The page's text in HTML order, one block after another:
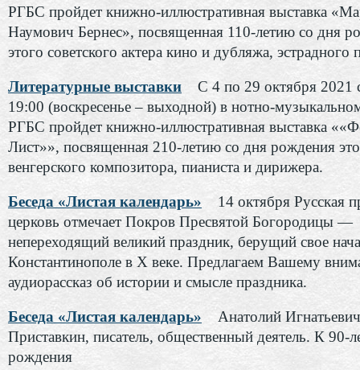
РГБС пройдет книжно-иллюстративная выставка
Наумович Бернес», посвященная 110-летию со дня
этого советского актера кино и дубляжа, эстрадного
Литературные выставки
С 4 по 29 октября 2021
19:00 (воскресенье – выходной) в нотно-
РГБС пройдет книжно-иллюстративная выставка
Лист»», посвященная 210-летию со дня рождения
венгерского композитора, пианиста и дирижера.
Беседа «Листая календарь»
14 октября Русская
церковь отмечает Покров Пресвятой Богородицы —
непереходящий великий праздник, берущий свое
Константинополе в Х веке. Предлагаем Вашему
аудиорассказ об истории и смысле праздника.
Беседа «Листая календарь»
Анатолий Игнатьевич
Приставкин, писатель, общественный деятель. К 90-
рождения